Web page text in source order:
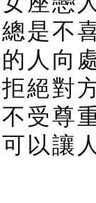
是不
人向
絕對
受尊
以讓